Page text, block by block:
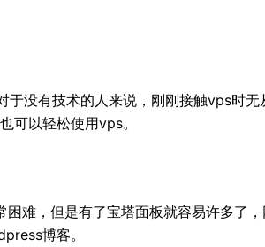
没有技术的人来说，刚刚接触vps时无
可以轻松使用vps。
难，但是有了宝塔面板就容易许多了
博客。